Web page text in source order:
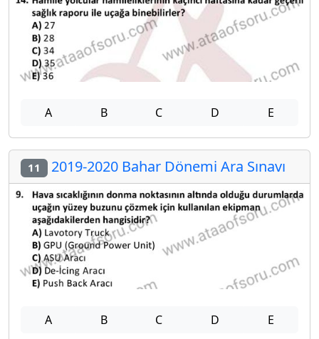
A B C D E
11 2019-2020 Bahar Dönemi Ara Sınavı
A B C D E